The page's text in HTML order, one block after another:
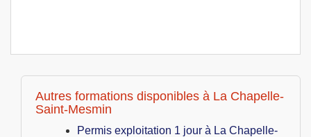
Autres formations disponibles à La Chapelle-
Saint-Mesmin
Permis exploitation 1 jour à La Chapelle-